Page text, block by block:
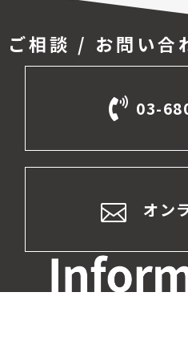
ご相談 / お問い合
03-
オン